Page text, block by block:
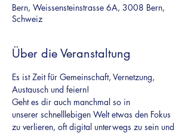
Bern, Weissensteinstrasse 6A, 3008 Bern,
Schweiz
Über die Veranstaltung
Es ist Zeit für Gemeinschaft, Vernetzung,
Austausch und feiern!
Geht es dir auch manchmal so in
unserer schnelllebigen Welt etwas den Fokus
zu verlieren, oft digital unterwegs zu sein und